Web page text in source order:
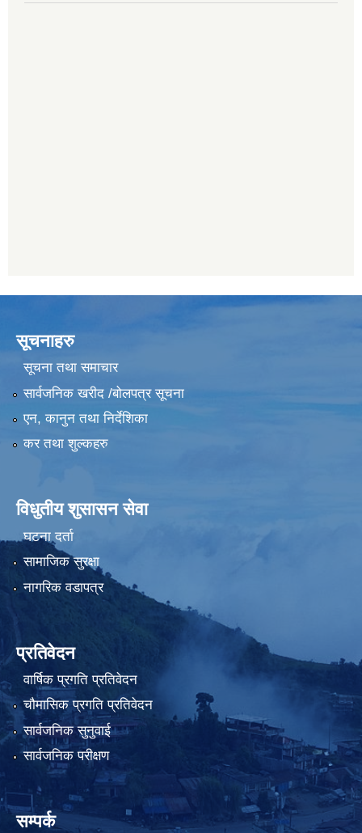
सूचनाहरु
सूचना तथा समाचार
सार्वजनिक खरीद /बोलपत्र सूचना
एन, कानुन तथा निर्देशिका
कर तथा शुल्कहरु
विधुतीय शुसासन सेवा
घटना दर्ता
सामाजिक सुरक्षा
नागरिक वडापत्र
प्रतिवेदन
वार्षिक प्रगति प्रतिवेदन
चौमासिक प्रगति प्रतिवेदन
सार्वजनिक सुनुवाई
सार्वजनिक परीक्षण
सम्पर्क